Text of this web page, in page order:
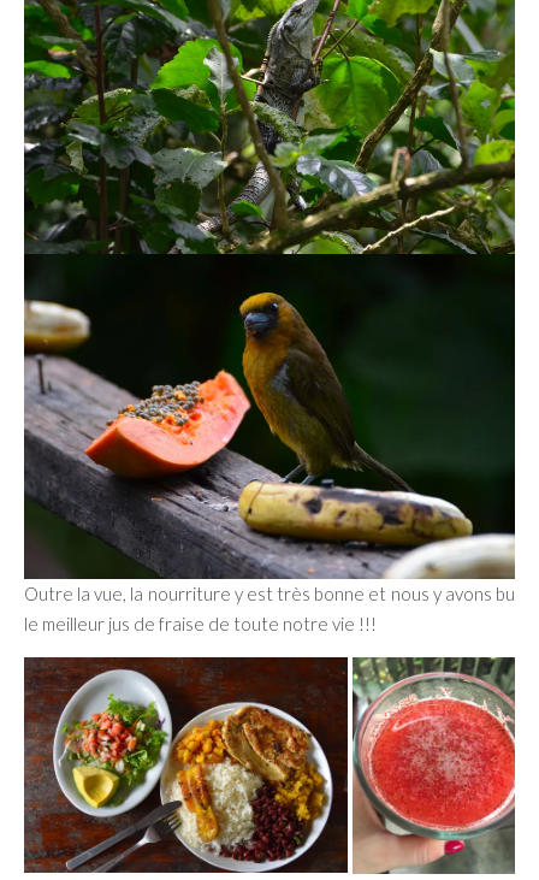
Outre la vue, la nourriture y est très bonne et nous y avons bu
le meilleur jus de fraise de toute notre vie !!!